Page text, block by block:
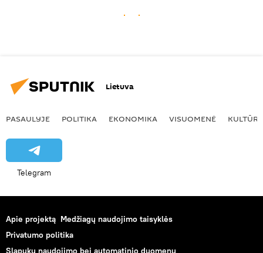
Lietuva
PASAULYJE POLITIKA EKONOMIKA VISUOMENĖ KULTŪRA
Telegram
Apie projektą Medžiagų naudojimo taisyklės
Privatumo politika
Slapukų naudojimo bei automatinio duomenų